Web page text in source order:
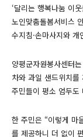
‘달리는 행복나눔 이
노인맞춤돌봄서비스
수지침·손마사지와
양평군자원봉사센터
차와 과일 샌드위치
주민들이 평소 엄두
한 주민은 “이렇게 마
를 제공하니 더 없이